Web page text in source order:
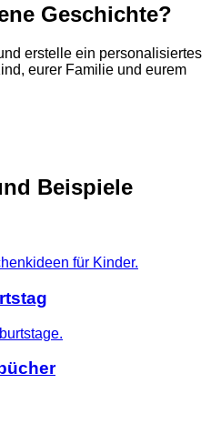
Geschichte?
erstelle ein personalisiertes
eurer Familie und eurem
Beispiele
für Kinder.